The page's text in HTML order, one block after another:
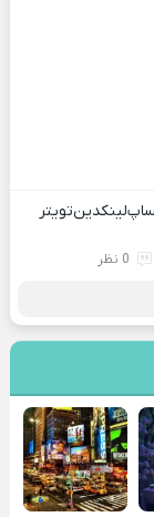
لینکدینتویتر
0 نظر